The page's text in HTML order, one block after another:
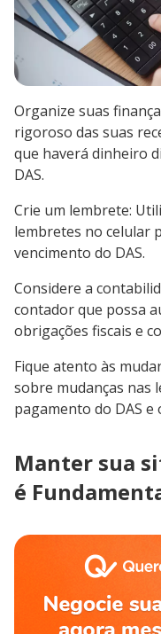
Organize suas
rigoroso das suas
que haverá dinheiro
DAS.
Crie um lembrete:
lembretes no celular
vencimento do DAS.
Considere a
contador que possa
obrigações fiscais e
Fique atento às
sobre mudanças nas
pagamento do DAS
Manter sua
é